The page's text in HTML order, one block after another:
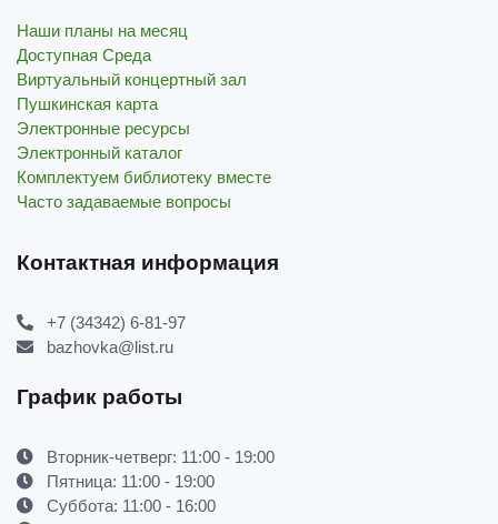
Наши планы на месяц
Доступная Среда
Виртуальный концертный зал
Пушкинская карта
Электронные ресурсы
Электронный каталог
Комплектуем библиотеку вместе
Часто задаваемые вопросы
Контактная информация
+7 (34342) 6-81-97
bazhovka@list.ru
График работы
Вторник-четверг: 11:00 - 19:00
Пятница: 11:00 - 19:00
Суббота: 11:00 - 16:00